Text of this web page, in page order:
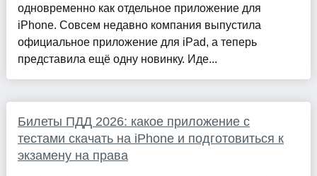
одновременно как отдельное приложение для
iPhone. Совсем недавно компания выпустила
официальное приложение для iPad, а теперь
представила ещё одну новинку. Иде...
Билеты ПДД 2026: какое приложение с
тестами скачать на iPhone и подготовиться к
экзамену на права